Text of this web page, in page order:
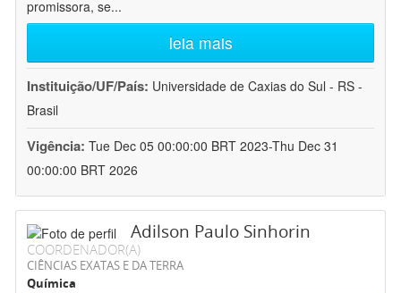
promissora, se...
leia mais
Instituição/UF/País: Universidade de Caxias do Sul - RS -
Brasil
Vigência: Tue Dec 05 00:00:00 BRT 2023-Thu Dec 31
00:00:00 BRT 2026
Adilson Paulo Sinhorin
COORDENADOR(A)
CIÊNCIAS EXATAS E DA TERRA
Química